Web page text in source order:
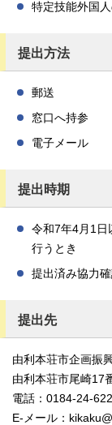
特定技能外国
提出方法
郵送
窓口へ持参
電子メール
提出時期
令和7年4月1日
行うとき
提出済み協力
提出先
由利本荘市企画振
由利本荘市尾崎17
電話：0184-24-
E-メール：